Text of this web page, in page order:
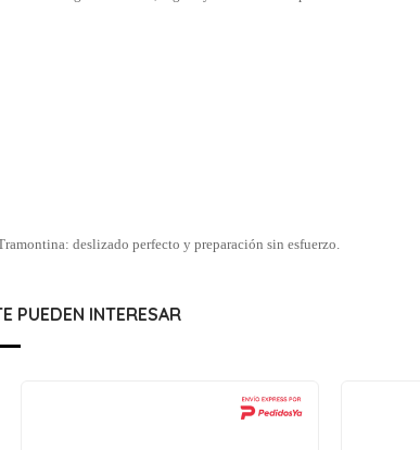
deslizado perfecto y preparación sin esfuerzo.
PUEDEN INTERESAR